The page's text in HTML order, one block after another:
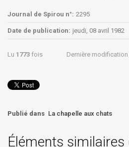
Journal de Spirou n°: 2295
Date de publication: jeudi, 08 avril 1982
Lu 1773 fois Dernière
Publié dans La chapelle aux chats
Éléments